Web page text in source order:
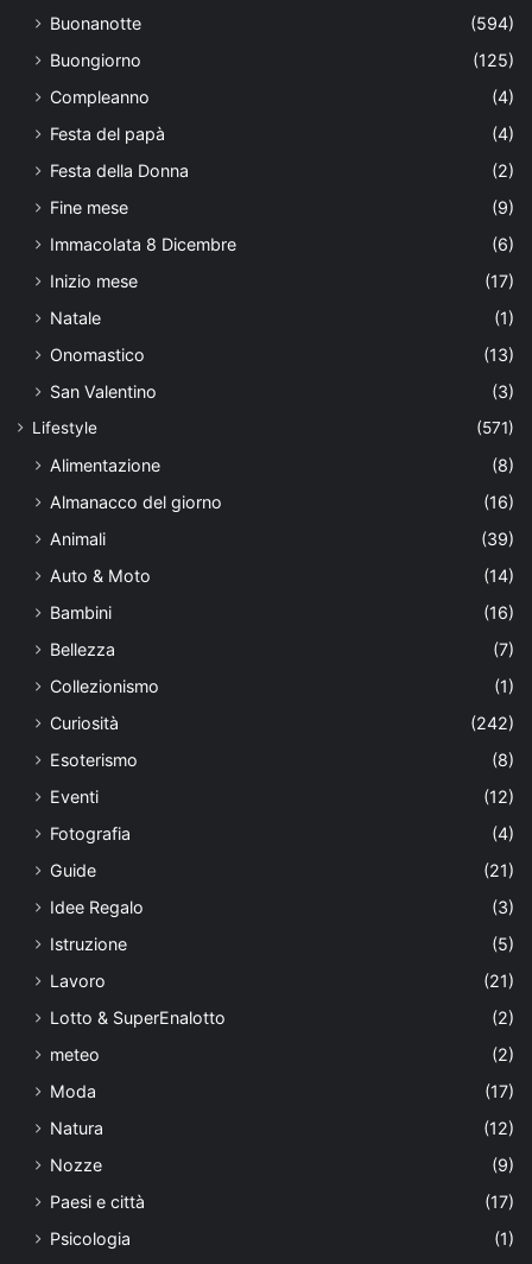
Buonanotte
(594)
Buongiorno
(125)
Compleanno
(4)
Festa del papà
(4)
Festa della Donna
(2)
Fine mese
(9)
Immacolata 8 Dicembre
(6)
Inizio mese
(17)
Natale
(1)
Onomastico
(13)
San Valentino
(3)
Lifestyle (571)
Alimentazione
(8)
Almanacco del giorno
(16)
Animali
(39)
Auto & Moto
(14)
Bambini
(16)
Bellezza
(7)
Collezionismo
(1)
Curiosità
(242)
Esoterismo
(8)
Eventi
(12)
Fotografia
(4)
Guide
(21)
Idee Regalo
(3)
Istruzione
(5)
Lavoro
(21)
Lotto & SuperEnalotto
(2)
meteo
(2)
Moda
(17)
Natura
(12)
Nozze
(9)
Paesi e città
(17)
Psicologia
(1)